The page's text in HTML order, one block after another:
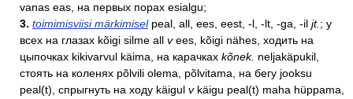
vanas eas, на первых порах esialgu;
3. toimimisviisi märkimiselpeal, all, ees, eest, -l, -lt, -ga, -il jt. ; у
всех на глазах kõigi silme all vees, kõigi nähes, ходить на
цыпочках kikivarvul käima, на карачках kõnek. neljakäpukil,
стоять на коленях põlvili olema, põlvitama, на бегу jooksu
peal(t), спрыгнуть на ходу käigul vkäigu peal(t) maha hüppama,